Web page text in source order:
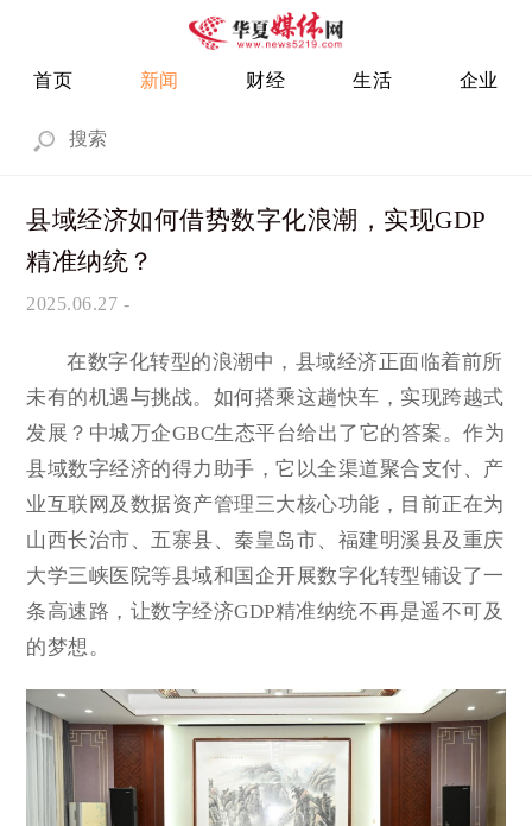
首页 新闻 财经 生活 企业
县域经济如何借势数字化浪潮，实现GDP
精准纳统？
2025.06.27 -
在数字化转型的浪潮中，县域经济正面临着前所
未有的机遇与挑战。如何搭乘这趟快车，实现跨越式
发展？中城万企GBC生态平台给出了它的答案。作为
县域数字经济的得力助手，它以全渠道聚合支付、产
业互联网及数据资产管理三大核心功能，目前正在为
山西长治市、五寨县、秦皇岛市、福建明溪县及重庆
大学三峡医院等县域和国企开展数字化转型铺设了一
条高速路，让数字经济GDP精准纳统不再是遥不可及
的梦想。